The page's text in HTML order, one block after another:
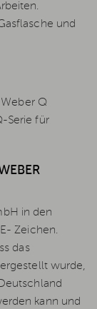
und
Q
Serie für
in den
Zeichen.
das
wurde,
kann und